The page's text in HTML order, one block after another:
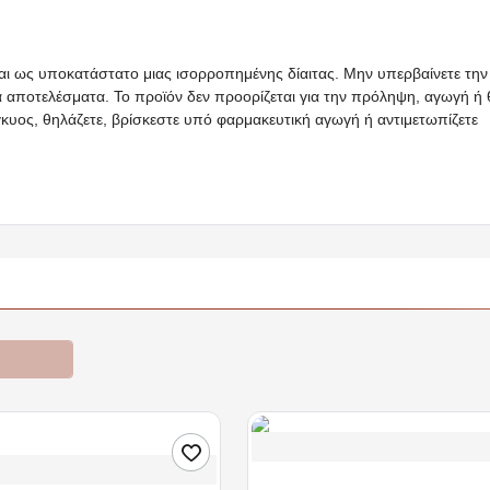
υποκατάστατο μιας ισορροπημένης δίαιτας. Μην υπερβαίνετε την
αποτελέσματα. Το προϊόν δεν προορίζεται για την πρόληψη, αγωγή ή
θηλάζετε, βρίσκεστε υπό φαρμακευτική αγωγή ή αντιμετωπίζετε